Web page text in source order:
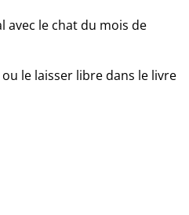
avec le chat du mois de
le laisser libre dans le livre